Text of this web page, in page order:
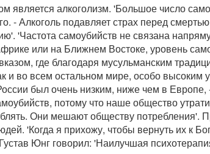
является алкоголизм. 'Большое число
- Алкоголь подавляет страх перед
'Частота самоубийств не связана
или на Ближнем Востоке, уровень
где благодаря мусульманским
и во всем остальном мире, особо
был очень низким, ниже чем в
потому что наше общество
Они мешают обществу потребления'.
'Когда я прихожу, чтобы вернуть их к
Юнг говорил: 'Наилучшая